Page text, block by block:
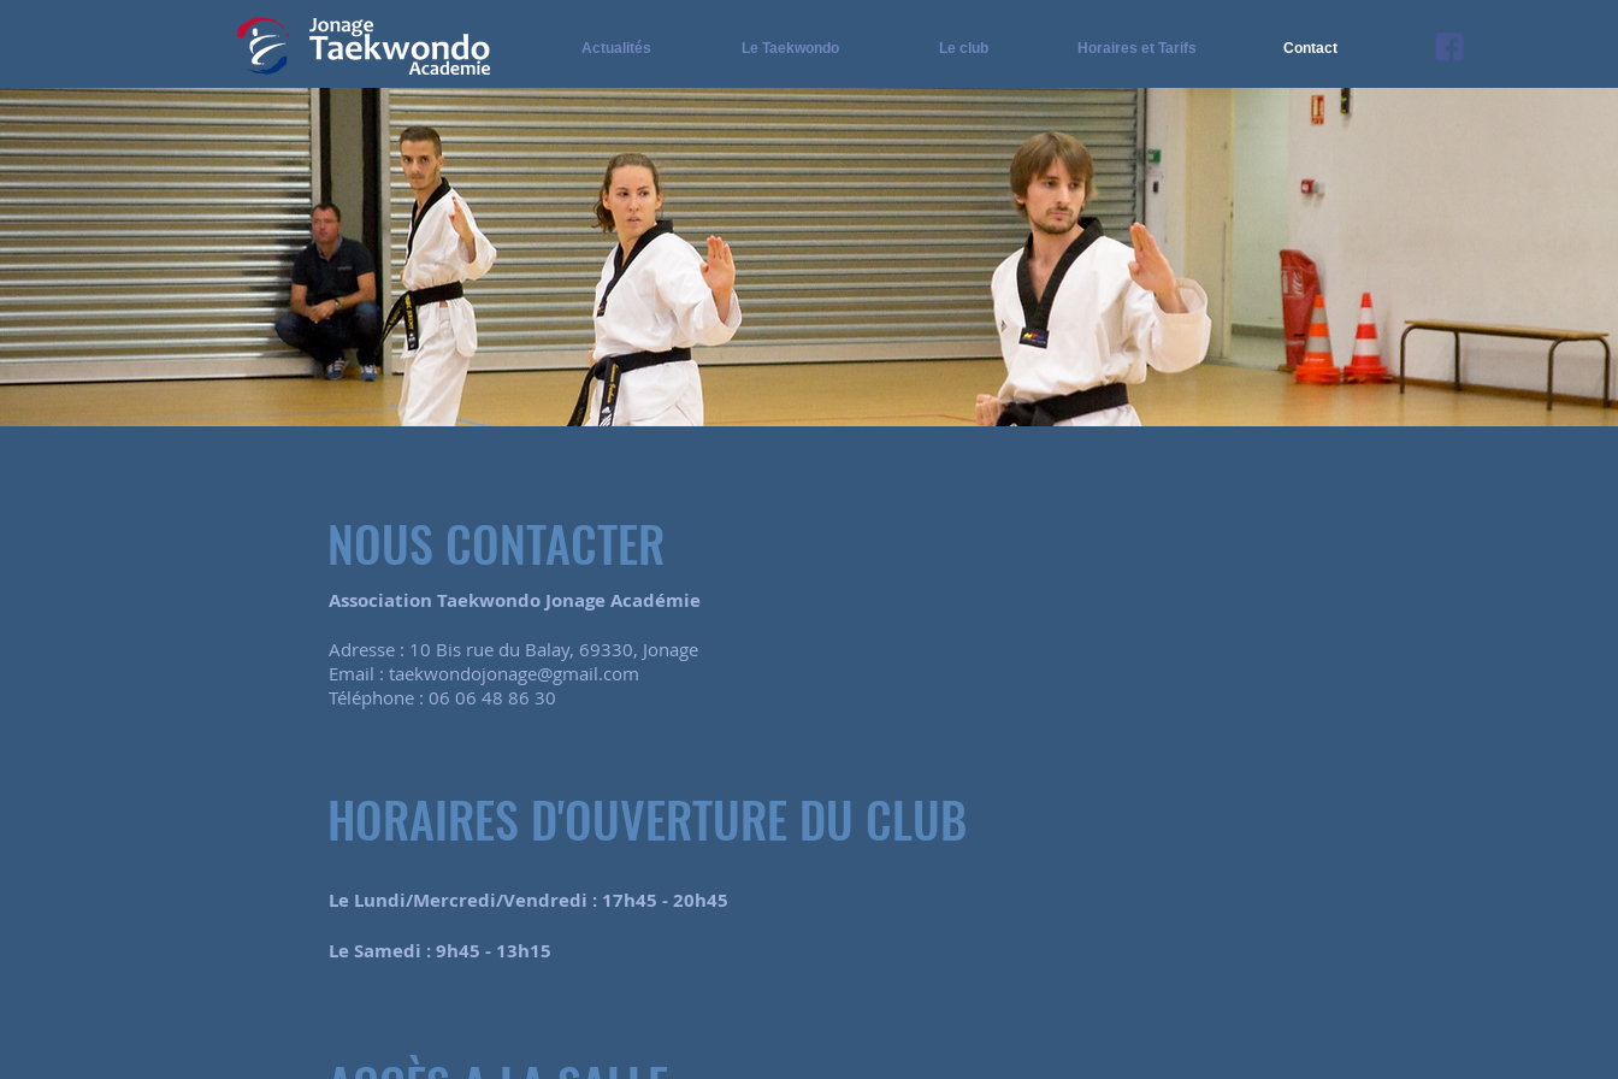
Actualités Le Taekwondo Le club Horaires et Tarifs Contact
NOUS CONTACTER
Association Taekwondo Jonage Académie
Adresse : 10 Bis rue du Balay, 69330, Jonage
Email : taekwondojonage@gmail.com
Téléphone : 06 06 48 86 30
HORAIRES D'OUVERTURE DU CLUB
Le Lundi/Mercredi/Vendredi : 17h45 - 20h45
Le Samedi :9h45 - 13h15